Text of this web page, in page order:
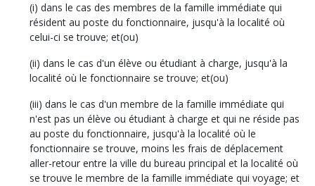
(i) dans le cas des membres de la famille immédiate qui
résident au poste du fonctionnaire, jusqu'à la localité où
celui-ci se trouve; et(ou)
(ii) dans le cas d'un élève ou étudiant à charge, jusqu'à la
localité où le fonctionnaire se trouve; et(ou)
(iii) dans le cas d'un membre de la famille immédiate qui
n'est pas un élève ou étudiant à charge et qui ne réside pas
au poste du fonctionnaire, jusqu'à la localité où le
fonctionnaire se trouve, moins les frais de déplacement
aller-retour entre la ville du bureau principal et la localité où
se trouve le membre de la famille immédiate qui voyage; et